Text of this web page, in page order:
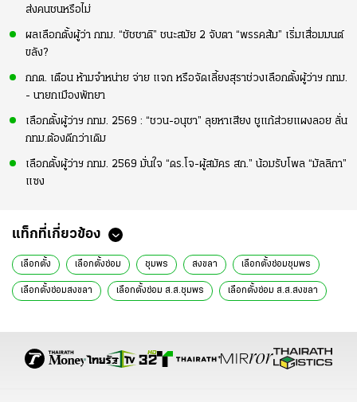
ส่งคนชนหรือไม่
ผลเลือกตั้งผู้ว่า กทม. “ชัชชาติ” ชนะสมัย 2 จับตา “พรรคส้ม” เริ่มเสื่อมมนต์
ขลัง?
กกต. เตือน ห้ามจำหน่าย จ่าย แจก หรือจัดเลี้ยงสุราช่วงเลือกตั้งผู้ว่าฯ กทม.
- นายกเมืองพัทยา
เลือกตั้งผู้ว่าฯ กทม. 2569 : “ชวน-อนุชา” ลุยหาเสียง ชูแก้ส่วยแผงลอย ลั่น
กทม.ต้องดีกว่าเดิม
เลือกตั้งผู้ว่าฯ กทม. 2569 มั่นใจ “ดร.โจ-ผู้สมัคร สก.” น้อมรับโพล “มัลลิกา”
แซง
แท็กที่เกี่ยวข้อง
เลือกตั้ง เลือกตั้งซ่อม ชุมพร สงขลา เลือกตั้งซ่อมชุมพร
เลือกตั้งซ่อมสงขลา เลือกตั้งซ่อม ส.ส.ชุมพร เลือกตั้งซ่อม ส.ส.สงขลา
ข่าวการเมืองออนไลน์ ข่าวทั่วไป